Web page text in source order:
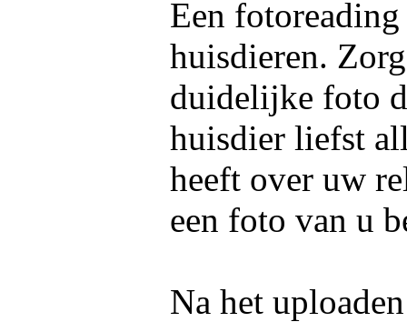
Een
huisdieren.
duidelijke foto
huisdier liefst
heeft over uw
een foto van u
Na het